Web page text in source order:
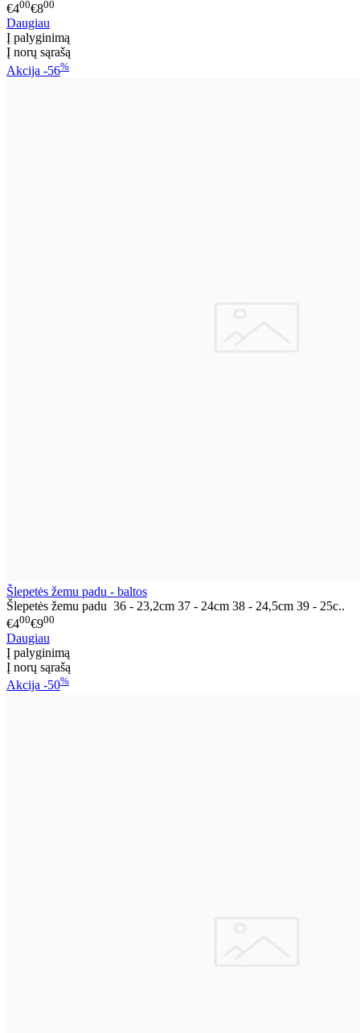
€400€800
Daugiau
Į palyginimą
Į norų sąrašą
Akcija -56%
Šlepetės žemu padu - baltos
Šlepetės žemu padu 36 - 23,2cm 37 - 24cm 38 - 24,5cm 39 - 25c..
€400€900
Daugiau
Į palyginimą
Į norų sąrašą
Akcija -50%